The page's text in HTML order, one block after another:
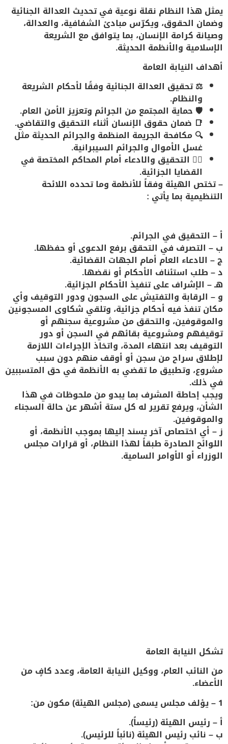
يمثل هذا النظام نقلة نوعية في تحديث العدالة الجنائية
وضمان الحقوق، ويكرّس مبادئ الشفافية، والعدالة،
وصيانة كرامة الإنسان، بما يتوافق مع الشريعة
الإسلامية والأنظمة الحديثة.
أهداف النيابة العامة
⚖️تحقيق العدالة الجنائية وفقًا لأحكام الشريعة
والنظام.
🛡️ حماية المجتمع من الجرائم وتعزيز الأمن العام.
📑 ضمان حقوق الإنسان أثناء التحقيق والتقاضي.
🔍 مكافحة الجريمة المنظمة والجرائم الحديثة مثل
غسل الأموال والجرائم السيبرانية.
👨‍⚖️ التحقيق والادعاء أمام المحاكم المختصة في
القضايا الجزائية.
–تختص الهيئة وفقاً للأنظمة وما تحدده اللائحة
التنظيمية بما يأتي :
أ – التحقيق في الجرائم.
ب – التصرف في التحقق برفع الدعوى أو حفظها.
ج – الادعاء العام أمام الجهات القضائية.
د – طلب استئناف الأحكام أو نقضها.
هـ – الإشراف على تنفيذ الأحكام الجزائية.
و – الرقابة والتفتيش على السجون ودور التوقيف وأي
مكان تنفذ فيه أحكام جزائية، وتلقي شكاوى المسجونين
والموقوفين، والتحقق من مشروعية سجنهم أو
توقيفهم ومشروعية بقائهم في السجن أو دور
التوقيف بعد انتهاء المدة، واتخاذ الإجراءات اللازمة
لإطلاق سراح من سجن أو أوقف منهم دون سبب
مشروع، وتطبيق ما تقضي به الأنظمة في حق المتسببين
في ذلك.
ويجب إحاطة المشرف بما يبدو من ملحوظات في هذا
الشأن، ويرفع تقرير له كل ستة أشهر عن حالة السجناء
والموقوفين.
ز – أي اختصاص آخر يسند إليها بموجب الأنظمة، أو
اللوائح الصادرة طبقاً لهذا النظام، أو قرارات مجلس
الوزراء أو الأوامر السامية.
تشكل النيابة العامة
من النائب العام، ووكيل النيابة العامة، وعدد كافٍ من
الأعضاء.
1 –
يؤلف مجلس يسمى (مجلس الهيئة) مكون من:
أ – رئيس الهيئة (رئيساً).
ب – نائب رئيس الهيئة (نائباً للرئيس).